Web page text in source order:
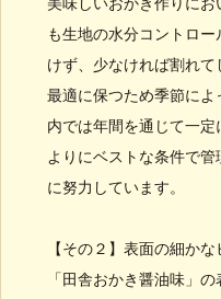
も生地の水分コントロ
けず、少なければ割れ
最適に保つため季節に
内では年間を通じて一
よりにベストな条件で
に努力しています。
【その２】表面の細か
「田舎おかき醤油味」